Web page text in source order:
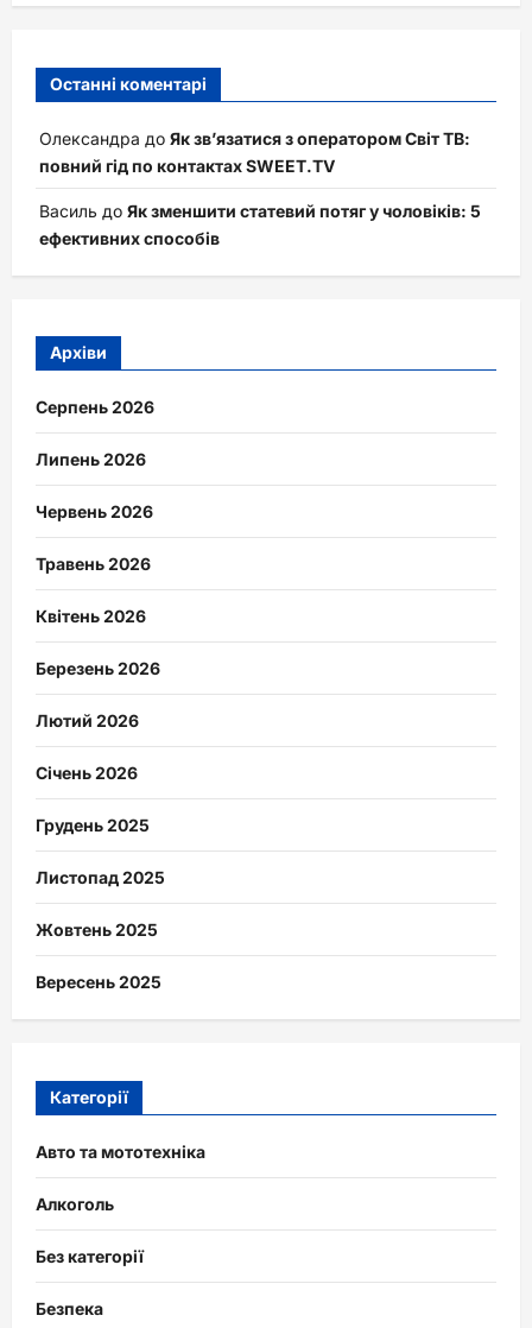
Останні коментарі
Олександра до Як зв’язатися з оператором Світ ТВ:
повний гід по контактах SWEET.TV
Василь до Як зменшити статевий потяг у чоловіків: 5
ефективних способів
Архіви
Серпень 2026
Липень 2026
Червень 2026
Травень 2026
Квітень 2026
Березень 2026
Лютий 2026
Січень 2026
Грудень 2025
Листопад 2025
Жовтень 2025
Вересень 2025
Категорії
Авто та мототехніка
Алкоголь
Без категорії
Безпека